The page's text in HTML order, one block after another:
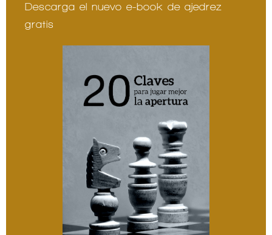
Descarga el nuevo e-book de ajedrez
gratis